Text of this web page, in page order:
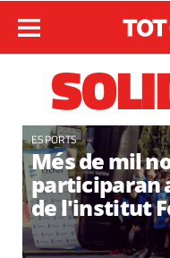
ESPORTS
Més de mil
participaran
de l'institut